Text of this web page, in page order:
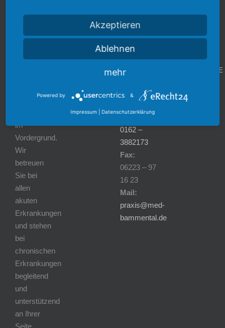
stehen die
und das
unserer
im
Vordergrund.
Wir
betreuen
Sie bei
allen
akuten
Erkrankungen
und stehen
bei
chronischen
Erkrankungen
begleitend
und
unterstützend
an Ihrer
Seite.
DATENSCHUTZ
Datenschutz
Kontakt
Hauptstr.
47
69245
Bammental
06223 – 59
0162 –
3882173
Fax:
06223 – 97
16 23
Mail:
praxis@med-
bammental.de
auf unserer
KONTAKTSEITE
Akzeptieren
Ablehnen
mehr
Powered by &
Impressum Datenschutzerklärung